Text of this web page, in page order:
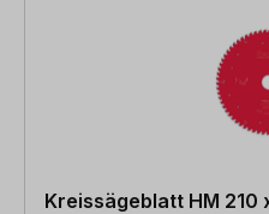
Kreissägeblatt HM 210